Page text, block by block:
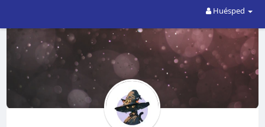
Huésped